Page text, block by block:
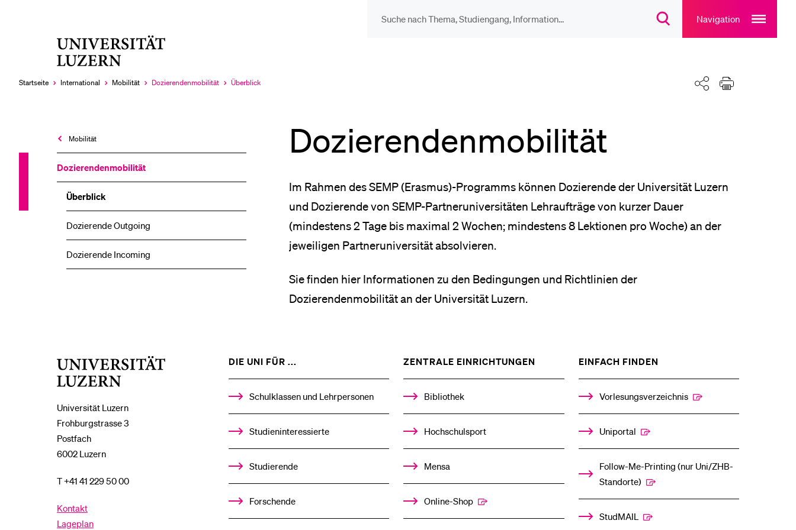
SuchdialogNavigation
main
navigation
Startseite International Mobilität
Aktuell
Dozierendenmobilität
Aktuell
Überblick Teilen Drucken
Mobilität
Dozierendenmobilität
Überblick
Dozierende Outgoing
Dozierende Incoming
Dozierendenmobilität
Im Rahmen des SEMP (Erasmus)-Programms können Dozierende der Universität Luzern
und Dozierende von SEMP-Partneruniversitäten Lehraufträge von kurzer Dauer
(mindestens 2 Tage bis maximal 2 Wochen; mindestens 8 Lektionen pro Woche) an der
jeweiligen Partneruniversität absolvieren.
Sie finden hier Informationen zu den Bedingungen und Richtlinien der
Dozierendenmobilität an der Universität Luzern.
Universität Luzern
Frohburgstrasse 3
Postfach
6002 Luzern
T +41 41 229 50 00
Kontakt
Lageplan
DIE UNI FÜR ...
%1$S
UNTERMENÜ
Schulklassen und Lehrpersonen
Studieninteressierte
Studierende
Forschende
ZENTRALE EINRICHTUNGEN
%1$S
UNTERMENÜ
Bibliothek
Hochschulsport
Mensa
Online-Shop
EINFACH FINDEN
%1$S
UNTERMENÜ
Vorlesungsverzeichnis
Uniportal
Follow-Me-Printing­ ­(nur Uni/ZHB-
Standorte)
StudMAIL
LETZTE SUCHEN
Studien­interessierte
Studierende
Alumni
Bibliothek
Sportangebot
Menuplan Mensa
Anmeldung und Zulassung